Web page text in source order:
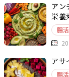
アン
栄養
腸
アサ
腸